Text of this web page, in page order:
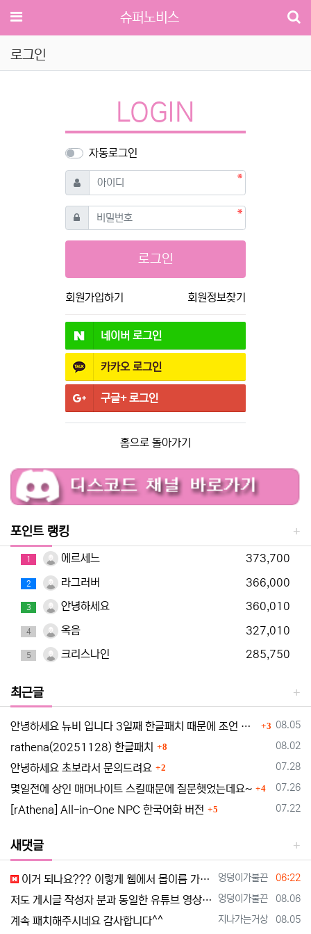
메뉴 슈퍼노비스
로그인
LOGIN
자동로그인
아이디 필수
비밀번호필수
로그인
회원가입하기 회원정보찾기
네이버 로그인
카카오로그인
구글+로그인
홈으로 돌아가기
포인트 랭킹
1 에르세느 373,700
2 라그러버 366,000
3 안녕하세요 360,010
4 옥음 327,010
5 크리스나인 285,750
최근글
등록일
08.05
안녕하세요 뉴비 입니다 3일째 한글패치 때문에 조언 드립니다
댓글
3
등록일
08.02
rathena(20251128) 한글패치 8
등록일
07.28
안녕하세요 초보라서 문의드려요 2
등록일
07.26
몇일전에 상인 매머나이트 스킬때문에 질문햇었는데요~ 4
등록일
07.22
[rAthena] All-in-One NPC 한국어화 버전 5
새댓글
등록자
엉덩이가불끈 등록일
06:22
이거 되나요??? 이렇게 웹에서 몹이름 가져오는 중입니다 로딩 다끝나면 꺼져버리네요?? 안돼는 거 같아요[http://www.supernovi…
등록자
엉덩이가불끈 등록일
08.06
저도 게시글 작성자 분과 동일한 유튜브 영상 보고 만드는 중인데요 한글화 하고 싶어서 디스코드 친추 하였습니다 디코 난쟁이 (nanja…
등록자
지나가는거상 등록일
08.05
계속 패치해주시네요 감사합니다^^